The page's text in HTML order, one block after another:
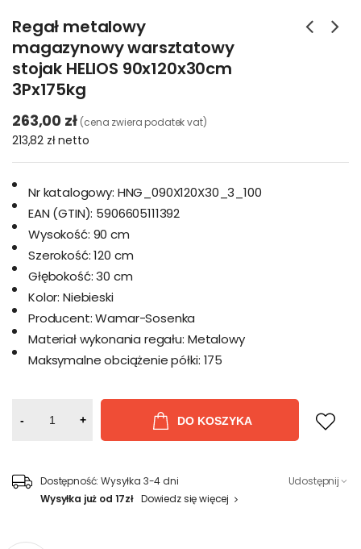
Regał metalowy
magazynowy warsztatowy
stojak HELIOS 90x120x30cm
3Px175kg
263,00 zł (cena zwiera podatek vat)
213,82 złnetto
Nr katalogowy: HNG_090X120X30_3_100
EAN (GTIN): 5906605111392
Wysokość: 90 cm
Szerokość: 120 cm
Głębokość: 30 cm
Kolor: Niebieski
Producent: Wamar-Sosenka
Materiał wykonania regału: Metalowy
Maksymalne obciążenie półki: 175
- + DO KOSZYKA
Dostępność: Wysyłka 3-4 dni
Wysyłka już od 17zł Dowiedz się więcej
Udostępnij